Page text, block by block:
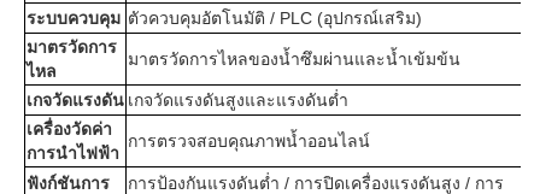
ระบบควบคุม ตัวควบคุมอัตโนมัติ / PLC (อุปกรณ์เสริม)
มาตรวัดการ
ไหล
มาตรวัดการไหลของน้ำซึมผ่านและน้ำเข้มข้น
เกจวัดแรงดัน เกจวัดแรงดันสูงและแรงดันต่ำ
เครื่องวัดค่า
การนำไฟฟ้า
การตรวจสอบคุณภาพน้ำออนไลน์
ฟังก์ชันการ
การป้องกันแรงดันต่ำ / การปิดเครื่องแรงดันสูง / การ